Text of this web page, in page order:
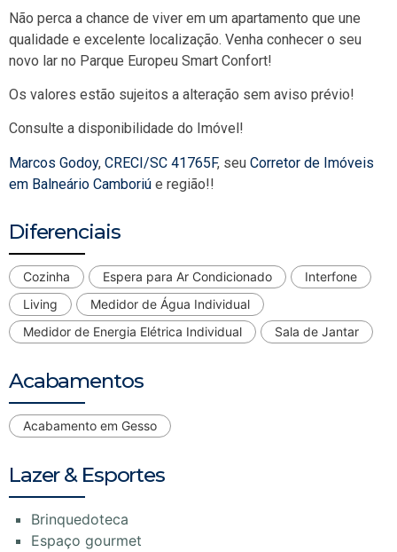
Não perca a chance de viver em um apartamento que une
qualidade e excelente localização. Venha conhecer o seu
novo lar no Parque Europeu Smart Confort!
Os valores estão sujeitos a alteração sem aviso prévio!
Consulte a disponibilidade do Imóvel!
Marcos Godoy, CRECI/SC 41765F, seu Corretor de Imóveis
em Balneário Camboriú e região!!
Diferenciais
Cozinha Espera para Ar Condicionado
Interfone
Living
Medidor de Água Individual
Medidor de Energia Elétrica Individual
Sala de Jantar
Acabamentos
Acabamento em Gesso
Lazer & Esportes
Brinquedoteca
Espaço gourmet